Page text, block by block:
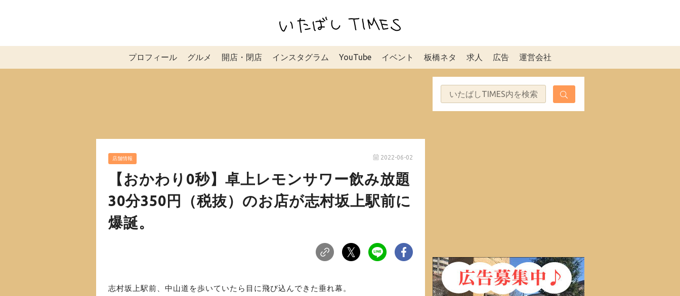
プロフィール グルメ 開店・閉店 インスタグラム YouTube イベント 板橋ネタ 求人 広告 運営会社
店舗情報 2022-06-02
【おかわり0秒】卓上レモンサワー飲み放題
30分350円（税抜）のお店が志村坂上駅前に
爆誕。
志村坂上駅前、中山道を歩いていたら目に飛び込んできた垂れ幕。